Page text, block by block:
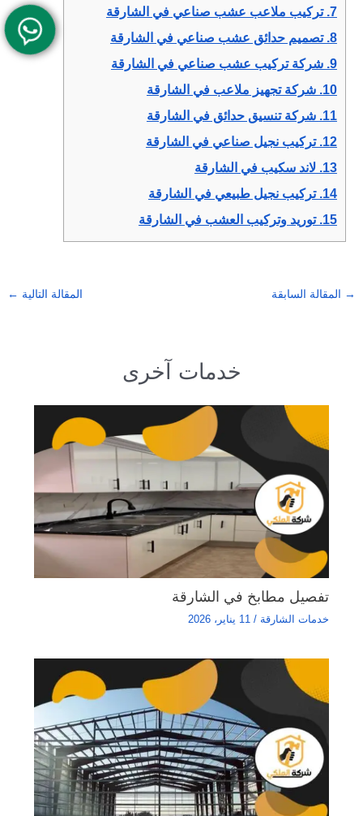
7. تركيب ملاعب عشب صناعي في الشارقة
8. تصميم حدائق عشب صناعي في الشارقة
9. شركة تركيب عشب صناعي في الشارقة
10. شركة تجهيز ملاعب في الشارقة
11. شركة تنسيق حدائق في الشارقة
12. تركيب نجيل صناعي في الشارقة
13. لاند سكيب في الشارقة
14. تركيب نجيل طبيعي في الشارقة
15. توريد وتركيب العشب في الشارقة
→ المقالة السابقة المقالة التالية ←
خدمات آخرى
تفصيل مطابخ في الشارقة
خدمات الشارقة / 11 يناير، 2026